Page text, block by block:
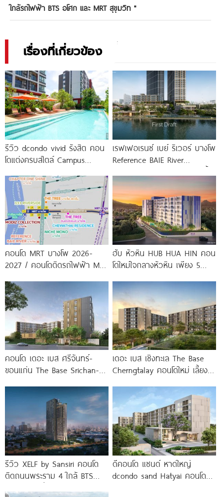
ใกล้รถไฟฟ้า BTS อโศก และ MRT สุขุมวิท "
เรื่องที่เกี่ยวข้อง
รีวิว dcondo vivid รังสิต คอน
โดแต่งครบสไตล์ Campus
พร้อมรับ-ส่ง
เรฟเฟอเรนซ์ เบย์ ริเวอร์ บางโพ
Reference BAIE River
จาก
คอนโด MRT บางโพ 2026-
2027 / คอนโดติดรถไฟฟ้า MRT
ฮับ หัวหิน HUB HUA HIN คอน
โดใหม่ใจกลางหัวหิน เพียง 5
คอนโด เดอะ เบส ศรีจันทร์-
ขอนแก่น The Base Srichan-
ขอนแก่น
เดอะ เบส เชิงทะเล The Base
Cherngtalay คอนโดใหม่ เลี้ยง
รีวิว XELF by Sansiri คอนโด
ติดถนนพระราม 4 ใกล้ BTS
ดีคอนโด แซนด์ หาดใหญ่
dcondo sand Hatyai คอนโด